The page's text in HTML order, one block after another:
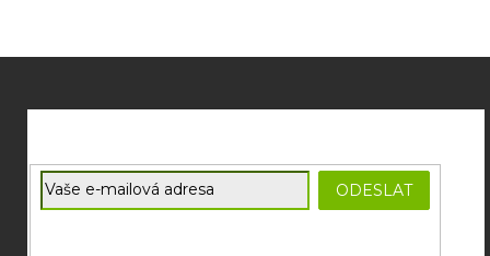
E-mail
ODESLAT